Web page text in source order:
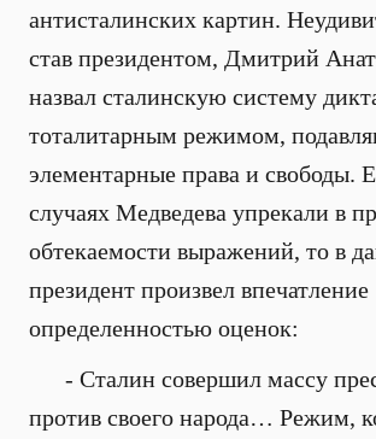
антисталинских картин.
став президентом, Дмитрий
назвал сталинскую систему
тоталитарным режимом,
элементарные права и свободы.
случаях Медведева упрекали в
обтекаемости выражений, то в
президент произвел впечатление
определенностью оценок:
- Сталин совершил массу
против своего народа… Режим,